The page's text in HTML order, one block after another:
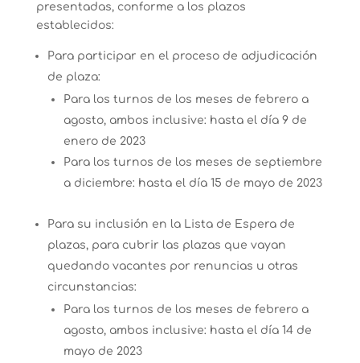
presentadas, conforme a los plazos
establecidos:
Para participar en el proceso de adjudicación
de plaza:
Para los turnos de los meses de febrero a
agosto, ambos inclusive: hasta el día 9 de
enero de 2023
Para los turnos de los meses de septiembre
a diciembre: hasta el día 15 de mayo de 2023
Para su inclusión en la Lista de Espera de
plazas, para cubrir las plazas que vayan
quedando vacantes por renuncias u otras
circunstancias:
Para los turnos de los meses de febrero a
agosto, ambos inclusive: hasta el día 14 de
mayo de 2023